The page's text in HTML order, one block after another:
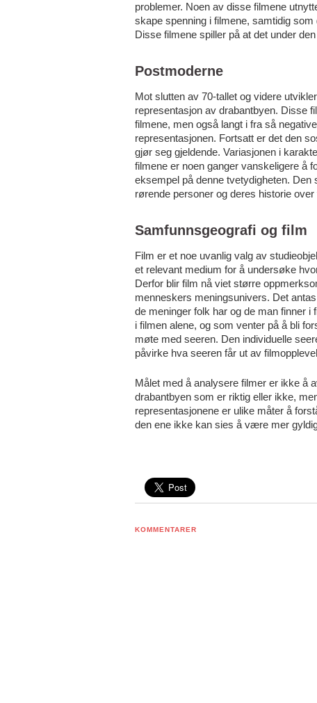
problemer. Noen av disse filmene
skape spenning i filmene, samtidig
Disse filmene spiller på at det under
Postmoderne
Mot slutten av 70-tallet og videre
representasjon av drabantbyen. Disse
filmene, men også langt i fra så
representasjonen. Fortsatt er det den
gjør seg gjeldende. Variasjonen i
filmene er noen ganger vanskeligere å
eksempel på denne tvetydigheten.
rørende personer og deres historie
Samfunnsgeografi og film
Film er et noe uvanlig valg av
et relevant medium for å undersøke
Derfor blir film nå viet større
menneskers meningsunivers. Det
de meninger folk har og de man finner
i filmen alene, og som venter på å bli
møte med seeren. Den individuelle
påvirke hva seeren får ut av
Målet med å analysere filmer er ikke å
drabantbyen som er riktig eller ikke,
representasjonene er ulike måter å
den ene ikke kan sies å være mer
KOMMENTARER